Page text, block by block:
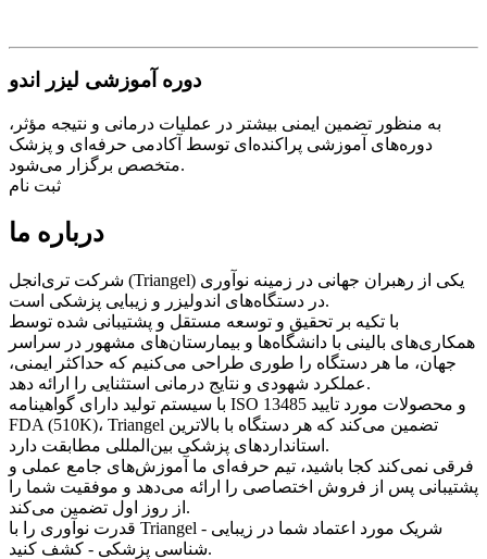
دوره آموزشی لیزر اندو
به منظور تضمین ایمنی بیشتر در عملیات درمانی و نتیجه مؤثر،
دوره‌های آموزشی پراکنده‌ای توسط آکادمی حرفه‌ای و پزشک
متخصص برگزار می‌شود.
ثبت نام
درباره ما
شرکت تری‌انجل (Triangel) یکی از رهبران جهانی در زمینه نوآوری
در دستگاه‌های اندولیزر و زیبایی پزشکی است.
با تکیه بر تحقیق و توسعه مستقل و پشتیبانی شده توسط
همکاری‌های بالینی با دانشگاه‌ها و بیمارستان‌های مشهور در سراسر
جهان، ما هر دستگاه را طوری طراحی می‌کنیم که حداکثر ایمنی،
عملکرد شهودی و نتایج درمانی استثنایی را ارائه دهد.
با سیستم تولید دارای گواهینامه ISO 13485 و محصولات مورد تایید
FDA (510K)، Triangel تضمین می‌کند که هر دستگاه با بالاترین
استانداردهای پزشکی بین‌المللی مطابقت دارد.
فرقی نمی‌کند کجا باشید، تیم حرفه‌ای ما آموزش‌های جامع عملی و
پشتیبانی پس از فروش اختصاصی را ارائه می‌دهد و موفقیت شما را
از روز اول تضمین می‌کند.
قدرت نوآوری را با Triangel - شریک مورد اعتماد شما در زیبایی
شناسی پزشکی - کشف کنید.